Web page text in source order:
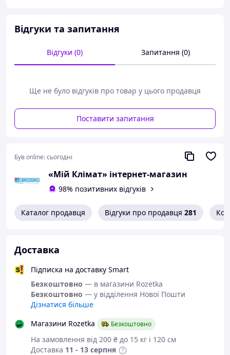
у керуванні опаленням і гарячою водою.
Відгуки та запитання
Відгуки (0) Запитання (0)
Ще не було відгуків про товар у цього продавця
Поставити запитання
Був online:сьогодні
«Мій Клімат» інтернет-магазин
98% позитивних відгуків
Каталог продавця Відгуки про продавця 281
Доставка
Підписка на доставку Smart
Безкоштовно — в магазини Rozetka
Безкоштовно — у відділення Нової Пошти
Дізнатися більше
Магазини Rozetka
Безкоштовно
На замовлення від 200 ₴ до 15 кг і 120 см
Доставка 11 - 13 серпня